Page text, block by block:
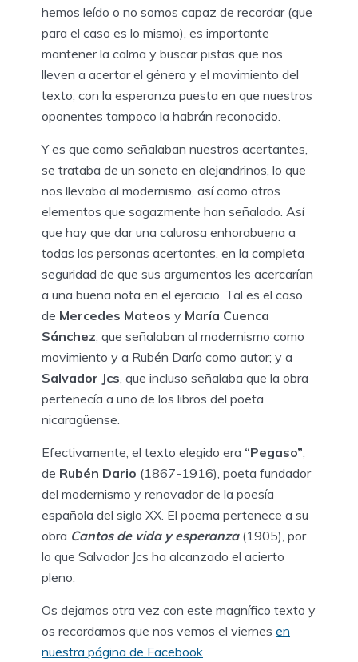
hemos leído o no somos capaz de recordar (que
para el caso es lo mismo), es importante
mantener la calma y buscar pistas que nos
lleven a acertar el género y el movimiento del
texto, con la esperanza puesta en que nuestros
oponentes tampoco la habrán reconocido.
Y es que como señalaban nuestros acertantes,
se trataba de un soneto en alejandrinos, lo que
nos llevaba al modernismo, así como otros
elementos que sagazmente han señalado. Así
que hay que dar una calurosa enhorabuena a
todas las personas acertantes, en la completa
seguridad de que sus argumentos les acercarían
a una buena nota en el ejercicio. Tal es el caso
de Mercedes Mateos y María Cuenca
Sánchez , que señalaban al modernismo como
movimiento y a Rubén Darío como autor; y a
Salvador Jcs , que incluso señalaba que la obra
pertenecía a uno de los libros del poeta
nicaragüense.
Efectivamente, el texto elegido era “Pegaso”
de Rubén Dario (1867-1916), poeta fundador
del modernismo y renovador de la poesía
española del siglo XX. El poema pertenece a su
obra Cantos de vida y esperanza (1905), por
lo que Salvador Jcs ha alcanzado el acierto
pleno.
Os dejamos otra vez con este magnífico texto y
os recordamos que nos vemos el viernes en
nuestra página de Facebook